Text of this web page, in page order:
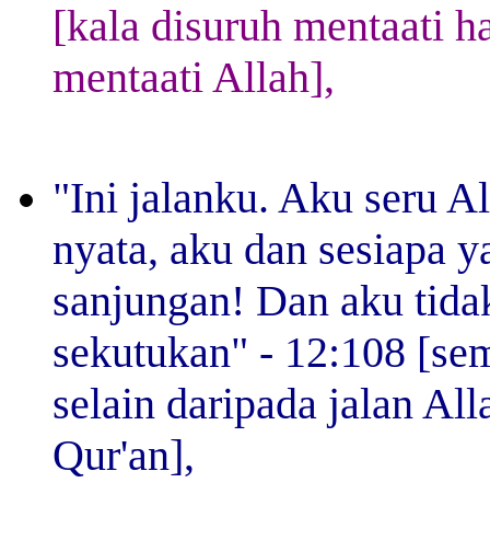
[kala disuruh mentaati
mentaati Allah],
"Ini jalanku. Aku seru
nyata, aku dan sesiapa
sanjungan! Dan aku
sekutukan" - 12:108
selain daripada jalan
Qur'an],